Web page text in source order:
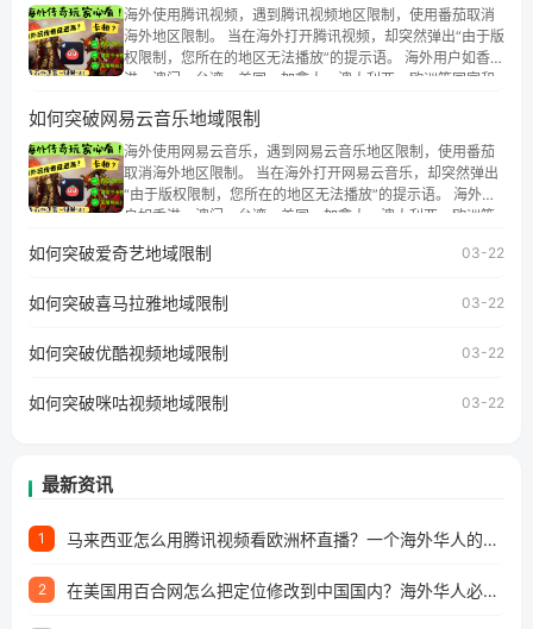
海外使用腾讯视频，遇到腾讯视频地区限制，使用番茄取消
海外地区限制。 当在海外打开腾讯视频，却突然弹出“由于版
权限制，您所在的地区无法播放”的提示语。 海外用户如香
港、澳门、台湾、美国、加拿大、澳大利亚、欧洲等国家和
权限制问题，且仅能在中国大陆地区播放。 遇到这个问题的
朋友们，使用番茄回国加速器，即可解决「海外用户收听腾
讯视频地区版权限制」的问题，无论人在香港、澳门、台
湾、美国、加拿大、澳大利亚、欧洲等国家和地区工作、留
学、定居等，都可以使用，不再因地区和版权限制所困扰。
如何突破网易云音乐地域限制
海外使用网易云音乐，遇到网易云音乐地区限制，使用番茄
取消海外地区限制。 当在海外打开网易云音乐，却突然弹出
“由于版权限制，您所在的地区无法播放”的提示语。 海外用
户如香港、澳门、台湾、美国、加拿大、澳大利亚、欧洲等
地区及版权限制问题，且仅能在中国大陆地区播放。 遇到这
户收听网易云音乐地区版权限制」的问题，无论人在香港、
工作、留学、定居等，都可以使用，不再因地区和版权限制
所困扰。
如何突破爱奇艺地域限制 03-22
如何突破喜马拉雅地域限制 03-22
如何突破优酷视频地域限制 03-22
如何突破咪咕视频地域限制 03-22
最新资讯
1 马来西亚怎么用腾讯视频看欧洲杯直播？一个海外华人的真实困扰与破解
2 在美国用百合网怎么把定位修改到中国国内？海外华人必备的回国加速指南